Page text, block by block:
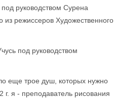
руководством Сурена
режиссеров Художественного
под руководством
еще трое душ, которых нужно
г. я - преподаватель рисования